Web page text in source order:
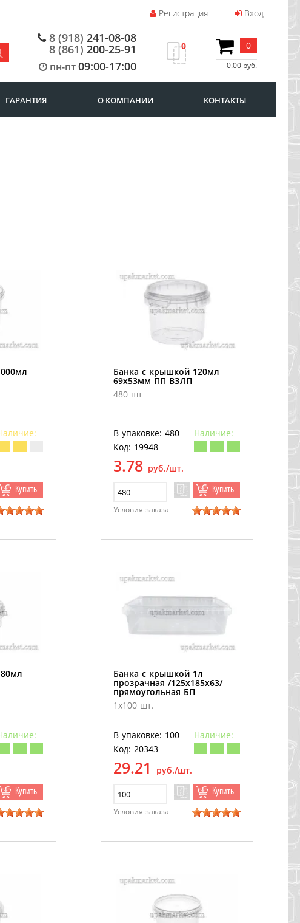
Регистрация Вход
8 (918) 241-08-08
8 (861) 200-25-91
пн-пт09:00-17:00
0 0
0.00 руб.
ГАРАНТИЯ О КОМПАНИИ КОНТАКТЫ
Купить
Банка с крышкой 120мл
69х53мм ПП ВЗЛП
480 шт
В упаковке: 480
Наличие:
Код: 19948
3.78 руб./шт.
Купить
Условия заказа
Купить
Банка с крышкой 1л
прозрачная /125х185х63/
прямоугольная БП
1х100 шт.
В упаковке: 100
Наличие:
Код: 20343
29.21 руб./шт.
Купить
Условия заказа